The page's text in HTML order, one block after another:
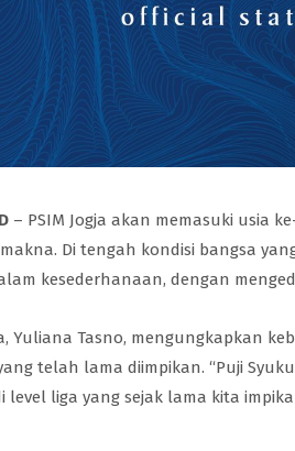
– PSIM Jogja akan memasuki usia
Di tengah kondisi bangsa
kesederhanaan, dengan
Yuliana Tasno, mengungkapkan
telah lama diimpikan. “Puji
level liga yang sejak lama kita